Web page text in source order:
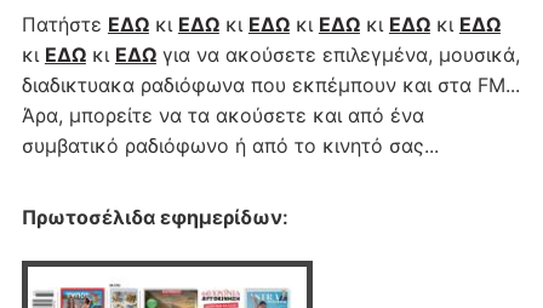
Πατήστε ΕΔΩκι ΕΔΩκι ΕΔΩκι ΕΔΩκι ΕΔΩκι ΕΔΩ
κι ΕΔΩκι ΕΔΩγια να ακούσετε επιλεγμένα, μουσικά,
διαδικτυακα ραδιόφωνα που εκπέμπουν και στα FM...
Άρα, μπορείτε να τα ακούσετε και από ένα
συμβατικό ραδιόφωνο ή από το κινητό σας...
Πρωτοσέλιδα εφημερίδων: